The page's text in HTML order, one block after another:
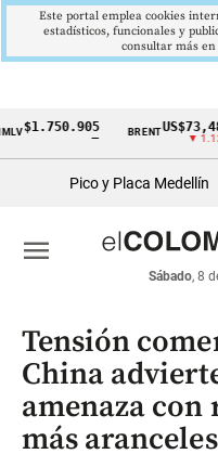
Cintillo
económicos
Colombia
BRENTUS$73,48
▼ 1.12
Pico y Placa Medellín
Sábado, 8
menu
Tensión
China
amenaza con
más aranceles
Este portal emplea cookies
estadísticos, funcionales y
consultar más